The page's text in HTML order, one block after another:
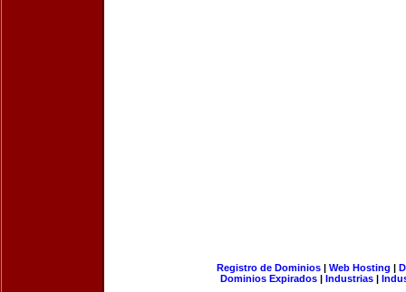
Registro de Dominios| Web Hosting |
Dominios Expirados | Industrias |